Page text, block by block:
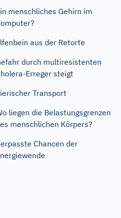
menschliches Gehirn im
aus der Retorte
durch multiresistenten
Erreger steigt
Transport
liegen die Belastungsgrenzen
menschlichen Körpers?
Chancen der